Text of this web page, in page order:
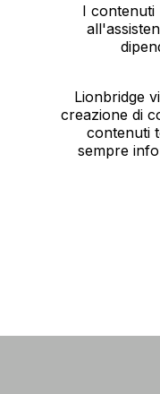
I contenuti
Lionbridge
creazione di
contenuti
sempre